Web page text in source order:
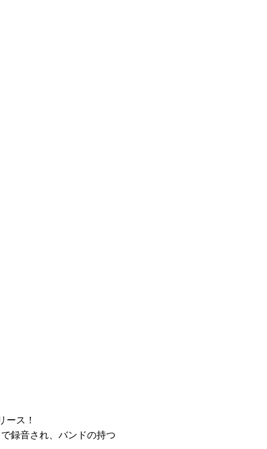
ース！
録音され、バンドの持つ